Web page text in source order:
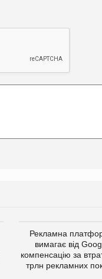
Рекламна
вимагає від
компенсацію за
трлн рекламних